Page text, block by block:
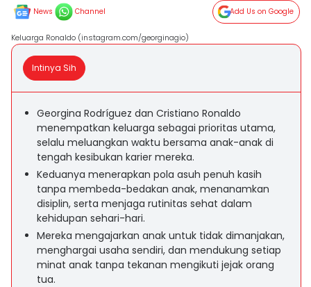
News Channel Add Us on Google
Keluarga Ronaldo (instagram.com/georginagio)
Intinya Sih
Georgina Rodríguez dan Cristiano Ronaldo
menempatkan keluarga sebagai prioritas utama,
selalu meluangkan waktu bersama anak-anak di
tengah kesibukan karier mereka.
Keduanya menerapkan pola asuh penuh kasih
tanpa membeda-bedakan anak, menanamkan
disiplin, serta menjaga rutinitas sehat dalam
kehidupan sehari-hari.
Mereka mengajarkan anak untuk tidak dimanjakan,
menghargai usaha sendiri, dan mendukung setiap
minat anak tanpa tekanan mengikuti jejak orang
tua.